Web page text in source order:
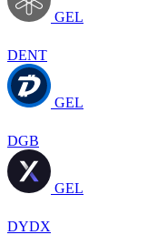
GEL
DENT
GEL
DGB
GEL
DYDX